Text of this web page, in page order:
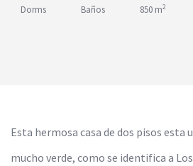
Dorms Baños 850 m2
Esta hermosa casa de dos pisos esta
mucho verde, como se identifica a